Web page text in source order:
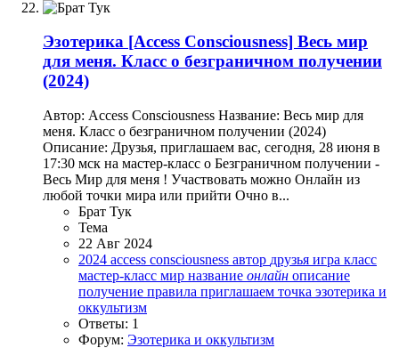
Эзотерика [Access Consciousness] Весь мир
для меня. Класс о безграничном получении
(2024)
Автор: Access Consciousness Название: Весь мир для
меня. Класс о безграничном получении (2024)
Описание: Друзья, приглашаем вас, сегодня, 28 июня в
17:30 мск на мастер-класс о Безграничном получении -
Весь Мир для меня ! Участвовать можно Онлайн из
любой точки мира или прийти Очно в...
Брат Тук
Тема
22 Авг 2024
2024 access consciousness автор друзья игра класс
мастер-класс мир название онлайн описание
получение правила приглашаем точка эзотерика и
оккультизм
Ответы: 1
Форум: Эзотерика и оккультизм